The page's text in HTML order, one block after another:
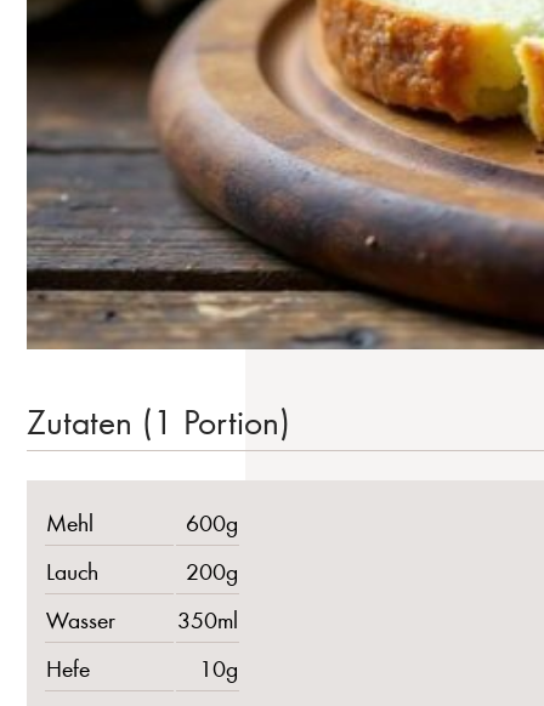
Zutaten (1 Portion)
Mehl
600g
Lauch
200g
Wasser
350ml
Hefe
10g